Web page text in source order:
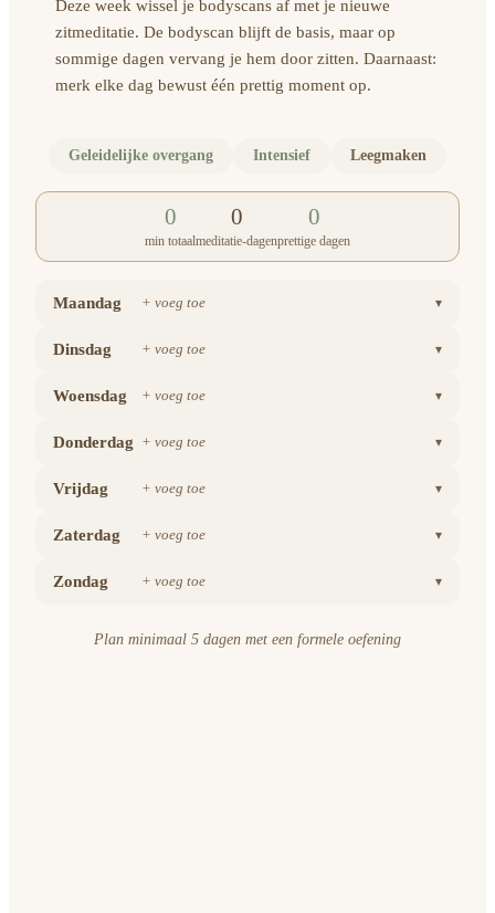
Deze week wissel je bodyscans af met je nieuwe
zitmeditatie. De bodyscan blijft de basis, maar op
sommige dagen vervang je hem door zitten. Daarnaast:
merk elke dag bewust één prettig moment op.
Geleidelijke overgang Intensief Leegmaken
0
min totaal
0
meditatie-dagen
0
prettige dagen
Maandag + voeg toe ▾
Dinsdag + voeg toe ▾
Woensdag + voeg toe ▾
Donderdag + voeg toe ▾
Vrijdag + voeg toe ▾
Zaterdag + voeg toe ▾
Zondag + voeg toe ▾
Plan minimaal 5 dagen met een formele oefening